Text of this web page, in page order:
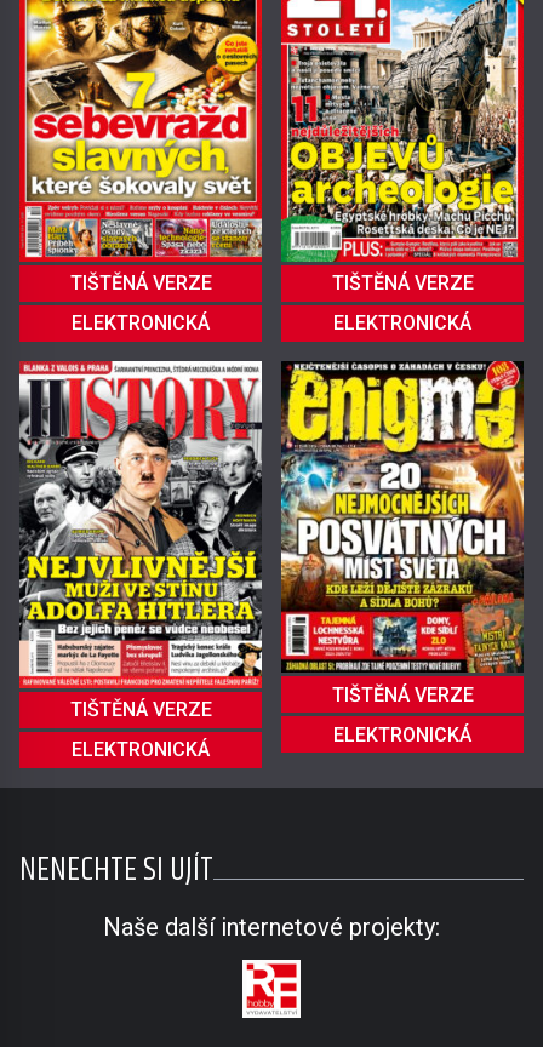
TIŠTĚNÁ VERZE
ELEKTRONICKÁ
TIŠTĚNÁ VERZE
ELEKTRONICKÁ
TIŠTĚNÁ VERZE
ELEKTRONICKÁ
TIŠTĚNÁ VERZE
ELEKTRONICKÁ
NENECHTE SI UJÍT
Naše další internetové projekty: